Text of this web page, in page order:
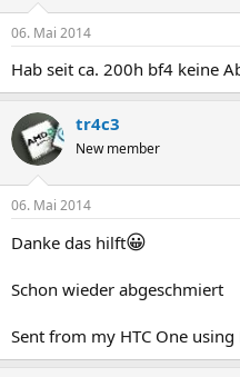
06. Mai 2014
Hab seit ca. 200h bf4 keine
tr4c3
New member
06. Mai 2014
Danke das hilft😀
Schon wieder abgeschmiert
Sent from my HTC One